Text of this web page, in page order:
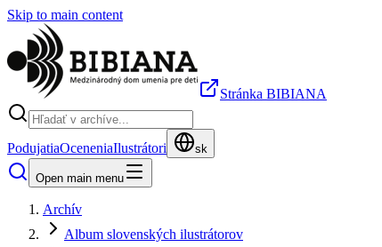
Skip to main content
Stránka BIBIANA
PodujatiaOceneniaIlustrátori sk
Open main menu
Archív
Album slovenských ilustrátorov